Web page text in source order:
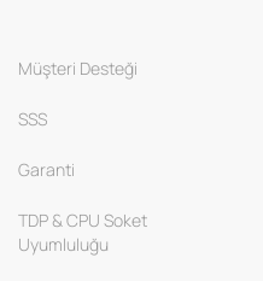
Müşteri Desteği
SSS
Garanti
TDP & CPU Soket
Uyumluluğu